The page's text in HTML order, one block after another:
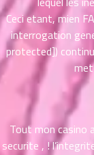
Ceci etant, mien
interrogation
protected])
Tout mon casino
securite , !
ที่
ม
19
ตอน
20
ตอน
ที่
ม